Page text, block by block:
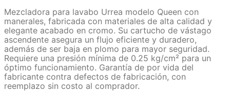
Mezcladora para lavabo Urrea modelo Queen con
manerales, fabricada con materiales de alta calidad y
elegante acabado en cromo. Su cartucho de vástago
ascendente asegura un flujo eficiente y duradero,
además de ser baja en plomo para mayor seguridad.
Requiere una presión mínima de 0.25 kg/cm² para un
óptimo funcionamiento. Garantía de por vida del
fabricante contra defectos de fabricación, con
reemplazo sin costo al comprador.